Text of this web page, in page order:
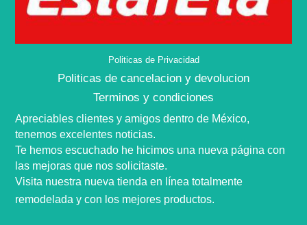
Politicas de Privacidad
Politicas de cancelacion y devolucion
Terminos y condiciones
Apreciables clientes y amigos dentro de México,
tenemos excelentes noticias.
Te hemos escuchado he hicimos una nueva página con
las mejoras que nossolicitaste.
Visita nuestra nueva tienda en línea totalmente
remodelada y con los mejores productos.